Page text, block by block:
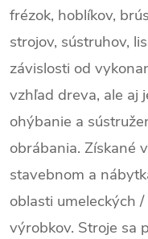
frézok, hoblíkov,
strojov, sústruhov,
závislosti od
vzhľad dreva, ale aj
ohýbanie a
obrábania. Získané
stavebnom a
oblasti umeleckých
výrobkov. Stroje sa